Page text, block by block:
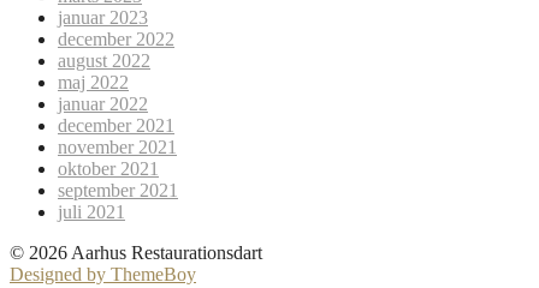
januar 2023
december 2022
august 2022
maj 2022
januar 2022
december 2021
november 2021
oktober 2021
september 2021
juli 2021
© 2026 Aarhus Restaurationsdart
Designed by ThemeBoy